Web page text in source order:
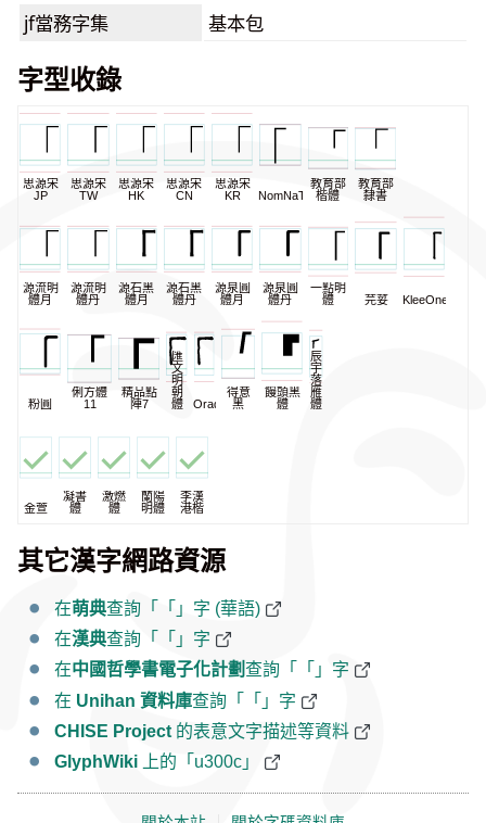
jf當務字集 基本包
字型收錄
思源宋
JP
思源宋
TW
思源宋
HK
思源宋
CN
思源宋
KR
NomNaTong
教育部
楷體
教育部
隸書
源流明
體月
源流明
體丹
源石黑
體月
源石黑
體丹
源泉圓
體月
源泉圓
體丹
一點明
體
芫荽 KleeOne
粉圓
俐方體
11
精品點
陣7
匯
文
明
朝
體
Oradano
得意
黑
饅頭黑
體
辰
宇
落
雁
體
金萱
凝書
體
激燃
體
蘭陽
明體
李漢
港楷
其它漢字網路資源
在萌典查詢「「」字 (華語)
在漢典查詢「「」字
在中國哲學書電子化計劃查詢「「」字
在 Unihan 資料庫查詢「「」字
CHISE Project 的表意文字描述等資料
GlyphWiki 上的「u300c」